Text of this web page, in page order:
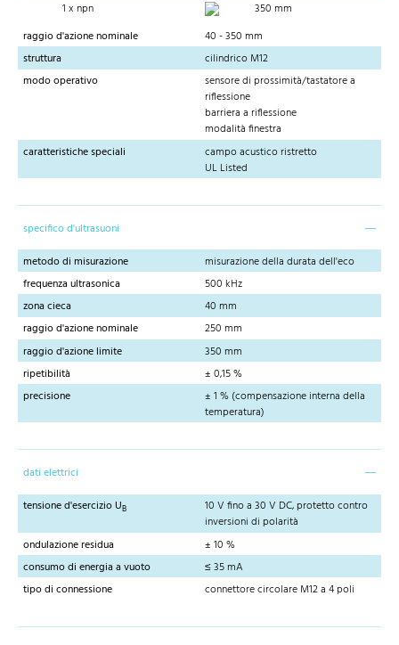
1 x npn
350 mm
raggio d'azione nominale
40 - 350 mm
struttura
cilindrico M12
modo operativo
sensore di prossimità/tastatore a
riflessione
barriera a riflessione
modalità finestra
caratteristiche speciali
campo acustico ristretto
UL Listed
specifico d'ultrasuoni
metodo di misurazione
misurazione della durata dell'eco
frequenza ultrasonica
500 kHz
zona cieca
40 mm
raggio d'azione nominale
250 mm
raggio d'azione limite
350 mm
ripetibilità
± 0,15 %
precisione
± 1 % (compensazione interna della
temperatura)
dati elettrici
tensione d'esercizio UB
10 V fino a 30 V DC, protetto contro
inversioni di polarità
ondulazione residua
± 10 %
consumo di energia a vuoto
≤ 35 mA
tipo di connessione
connettore circolare M12 a 4 poli